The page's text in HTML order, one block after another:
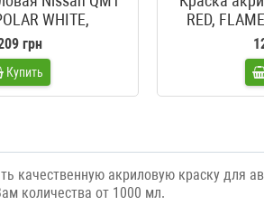
WHITE,
ARCTIC WHITE,
WHITE,
STORM WHITE,
POWDER
грн
Купить
RED,
LASERROT,
качественную акриловую краску для
количества от 1000 мл.